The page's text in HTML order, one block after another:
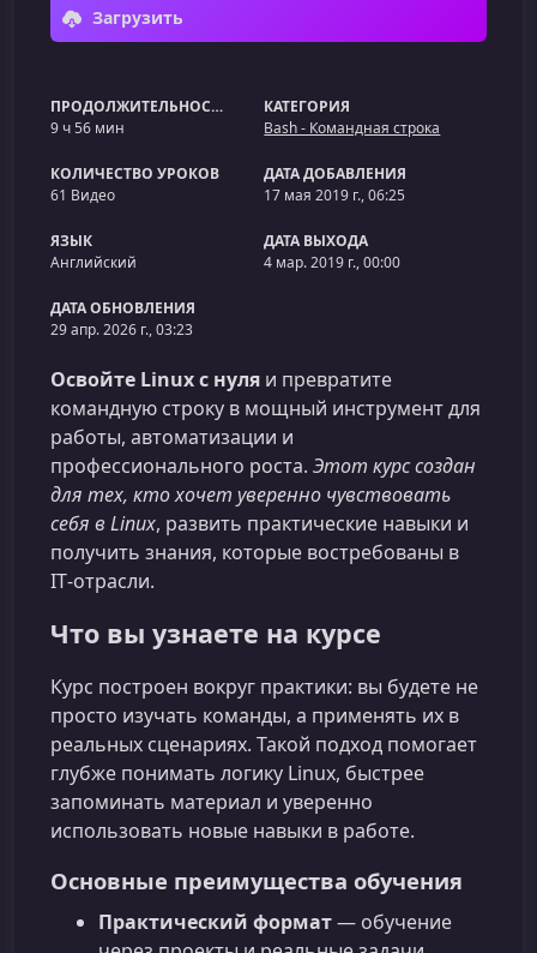
Загрузить
ПРОДОЛЖИТЕЛЬНОСТЬ
9 ч 56 мин
КАТЕГОРИЯ
Bash - Командная строка
КОЛИЧЕСТВО УРОКОВ
61 Видео
ДАТА ДОБАВЛЕНИЯ
17 мая 2019 г., 06:25
ЯЗЫК
Английский
ДАТА ВЫХОДА
4 мар. 2019 г., 00:00
ДАТА ОБНОВЛЕНИЯ
29 апр. 2026 г., 03:23
Освойте Linux с нуля и превратите
командную строку в мощный инструмент для
работы, автоматизации и
профессионального роста. Этот курс создан
для тех, кто хочет уверенно чувствовать
себя в Linux, развить практические навыки и
получить знания, которые востребованы в
IT‑отрасли.
Что вы узнаете на курсе
Курс построен вокруг практики: вы будете не
просто изучать команды, а применять их в
реальных сценариях. Такой подход помогает
глубже понимать логику Linux, быстрее
запоминать материал и уверенно
использовать новые навыки в работе.
Основные преимущества обучения
Практический формат— обучение